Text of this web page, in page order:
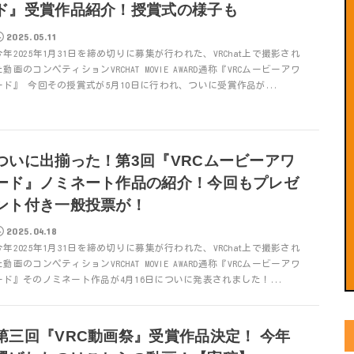
』受賞作品紹介！授賞式の様子も
2025.05.11
年2025年1月31日を締め切りに募集が行われた、VRChat上で撮影され
動画のコンペティションVRCHAT MOVIE AWARD通称『VRCムービーアワ
ド』 今回その授賞式が5月10日に行われ、ついに受賞作品が...
いに出揃った！第3回『VRCムービーアワ
ド』ノミネート作品の紹介！今回もプレゼ
ト付き一般投票が！
2025.04.18
年2025年1月31日を締め切りに募集が行われた、VRChat上で撮影され
動画のコンペティションVRCHAT MOVIE AWARD通称『VRCムービーアワ
ド』そのノミネート作品が4月16日についに発表されました！...
三回『VRC動画祭』受賞作品決定！ 今年